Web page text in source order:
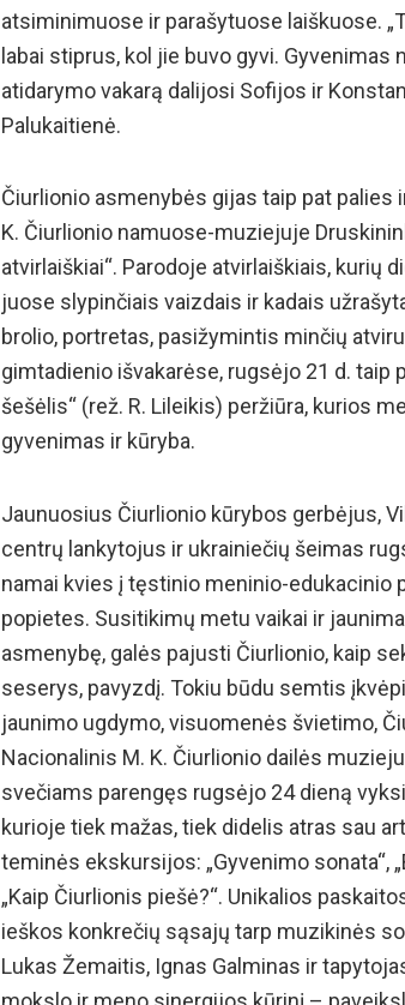
atsiminimuose ir parašytuose laiškuose.
labai stiprus, kol jie buvo gyvi.
atidarymo vakarą dalijosi Sofijos ir
Palukaitienė.
Čiurlionio asmenybės gijas taip pat
K. Čiurlionio namuose-muziejuje
atvirlaiškiai“. Parodoje atvirlaiškiais, kurių
juose slypinčiais vaizdais ir kadais
brolio, portretas, pasižymintis minčių
gimtadienio išvakarėse, rugsėjo 21 d. taip
šešėlis“ (rež. R. Lileikis) peržiūra, kurios
gyvenimas ir kūryba.
Jaunuosius Čiurlionio kūrybos gerbėjus,
centrų lankytojus ir ukrainiečių šeimas
namai kvies į tęstinio meninio-edukacinio
popietes. Susitikimų metu vaikai ir
asmenybę, galės pajusti Čiurlionio, kaip
seserys, pavyzdį. Tokiu būdu semtis
jaunimo ugdymo, visuomenės švietimo,
Nacionalinis M. K. Čiurlionio dailės
svečiams parengęs rugsėjo 24 dieną
kurioje tiek mažas, tiek didelis atras sau
teminės ekskursijos: „Gyvenimo sonata“,
„Kaip Čiurlionis piešė?“. Unikalios
ieškos konkrečių sąsajų tarp muzikinės
Lukas Žemaitis, Ignas Galminas ir